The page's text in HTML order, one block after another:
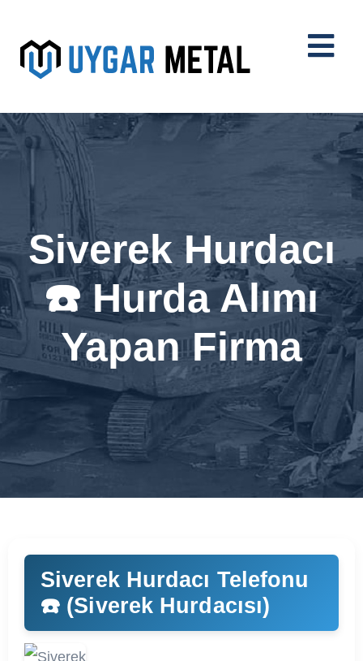
Siverek Hurdacı
☎️ Hurda Alımı
Yapan Firma
Siverek Hurdacı Telefonu
☎️ (Siverek Hurdacısı)